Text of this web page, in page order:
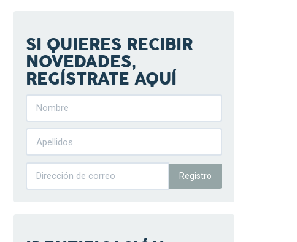
SI QUIERES RECIBIR
NOVEDADES,
REGÍSTRATE AQUÍ
Registro